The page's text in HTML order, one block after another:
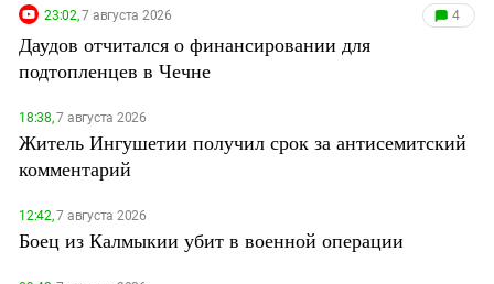
23:02,7 августа 2026 4
Даудов отчитался о финансировании для
подтопленцев в Чечне
18:38,7 августа 2026
Житель Ингушетии получил срок за антисемитский
комментарий
12:42,7 августа 2026
Боец из Калмыкии убит в военной операции